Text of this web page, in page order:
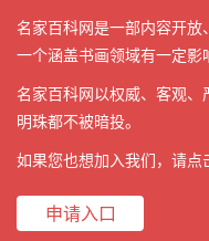
名家百科网是一部内容开
一个涵盖书画领域有一定影
名家百科网以权威、客观
明珠都不被暗投。
如果您也想加入我们，请点
申请入口